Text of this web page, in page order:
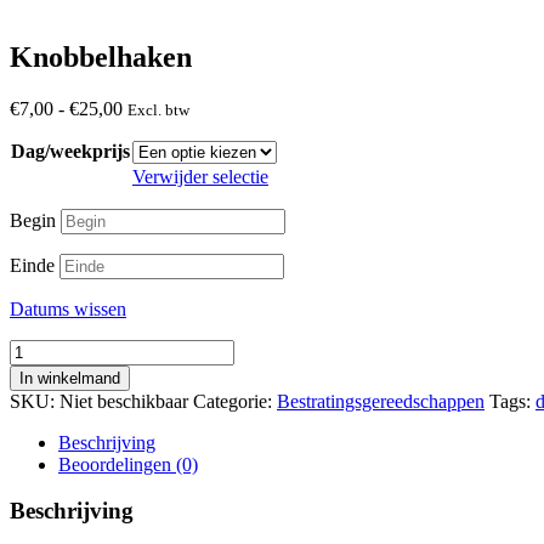
Knobbelhaken
€7,00 - €25,00Prijsklasse:
tot
€25,00
Excl. btw
Dag/weekprijs
Verwijder selectie
Begin
Einde
Datums wissen
Knobbelhaken
aantal
In winkelmand
SKU: Niet beschikbaar Categorie: Bestratingsgereedschappen Tags:
Beschrijving
Beoordelingen (0)
Beschrijving